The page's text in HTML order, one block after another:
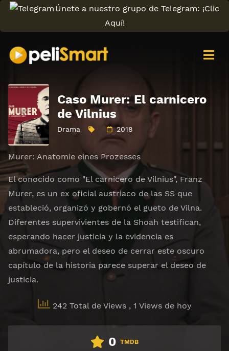
Únete a nuestro grupo de Telegram: ¡Clic
Aquí!
Caso Murer: El carnicero
de Vilnius
Drama 2018
Murer: Anatomie eines Prozesses
El conocido como "El carnicero de Vilnius", Franz
Murer, es un ex oficial austriaco de las SS que
estableció, organizó y gobernó el gueto de Vilna.
Diferentes supervivientes de la Shoah testifican,
esperando hacer justicia y la evidencia es
abrumadora, pero el deseo de cerrar este oscuro
capítulo de la historia parece superar el deseo de
justicia.
242 Total de Views , 1 Views de hoy
0 TMDB